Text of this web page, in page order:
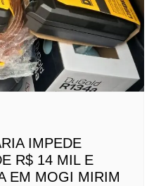
IMPEDE
R$ 14 MIL E
EM MOGI MIRIM